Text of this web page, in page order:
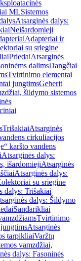
MLSistemos
Atsarginės dalys:
Neišardomieji
Adapteriai ir
su sriegine
PriedaiAtsarginės
dalimsDangčiai
Tvirtinimo elementai
jungtimsGeberit
šildymo sistemos
TrišakiaiAtsarginės
cirkuliacijos
karšto vandens
Atsarginės dalys:
išardomiejiAtsarginės
Atsarginės dalys:
su sriegine
dalys: Trišakiai
dalys: Šildymo
Sandarikliai
Tvirtinimo
Atsarginės
tarpikliaiVaržtų
vamzdžiai,
dalys: Fasoninės